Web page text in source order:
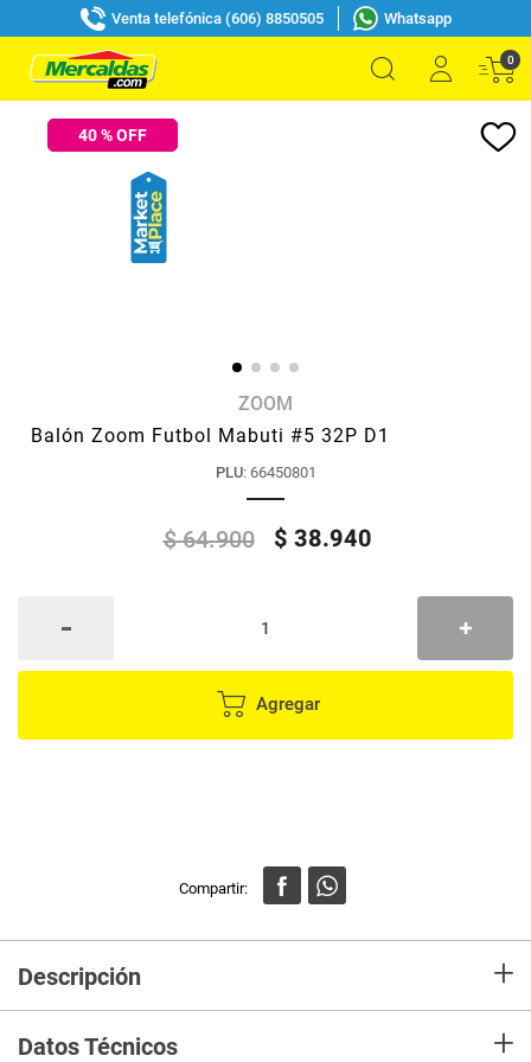
Venta telefónica (606) 8850505 Whatsapp
0
40% OFF
ZOOM
Balón Zoom Futbol Mabuti #5 32P D1
PLU: 66450801
$ 64.900 $ 38.940
Agregar
Descripción +
Datos Técnicos +